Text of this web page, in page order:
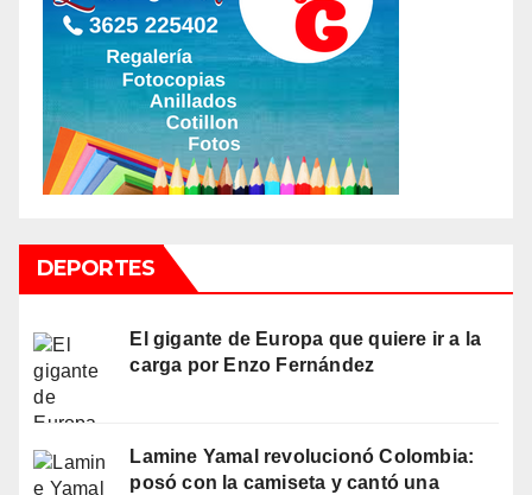
DEPORTES
El gigante de Europa que quiere ir a la
carga por Enzo Fernández
Lamine Yamal revolucionó Colombia:
posó con la camiseta y cantó una